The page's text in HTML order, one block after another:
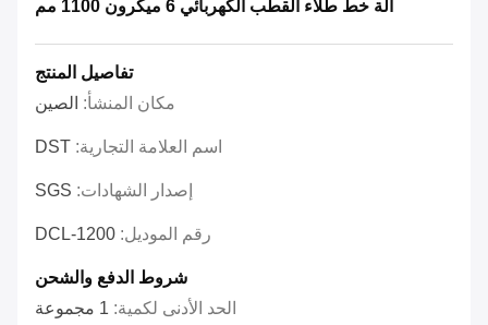
آلة خط طلاء القطب الكهربائي 6 ميكرون 1100 مم
تفاصيل المنتج
مكان المنشأ: الصين
اسم العلامة التجارية: DST
إصدار الشهادات: SGS
رقم الموديل: DCL-1200
شروط الدفع والشحن
الحد الأدنى لكمية: 1 مجموعة